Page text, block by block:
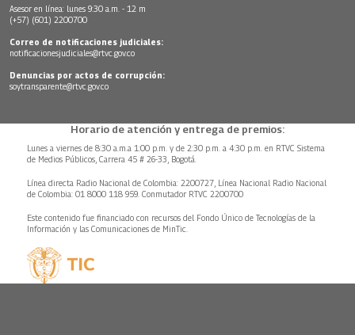
Asesor en línea: lunes 9:30 a.m. - 12 m
(+57) (601) 2200700
Correo de notificaciones judiciales:
notificacionesjudiciales@rtvc.gov.co
Denuncias por actos de corrupción:
soytransparente@rtvc.gov.co
Horario de atención y entrega de premios:
Lunes a viernes de 8:30 a.m.a 1:00 p.m. y de 2:30 p.m. a 4:30 p.m. en RTVC Sistema
de Medios Públicos, Carrera 45 # 26-33, Bogotá.
Línea directa Radio Nacional de Colombia: 2200727, Línea Nacional Radio Nacional
de Colombia: 01 8000 118 959. Conmutador RTVC 2200700
Este contenido fue financiado con recursos del Fondo Único de Tecnologías de la
Información y las Comunicaciones de MinTic.